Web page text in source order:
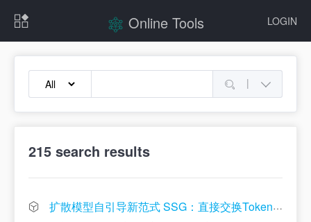
LOGIN
Online Tools
|
215 search results
扩散模型自引导新范式 SSG：直接交换Token就能变强！ | CVPR 2026 Oral